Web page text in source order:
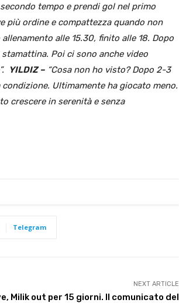
tempo e prendi gol nel primo
più ordine e compattezza quando non
alle 15.30, finito alle 18. Dopo
Poi ci sono anche video
YILDIZ – “Cosa non ho visto? Dopo 2-3
Ultimamente ha giocato meno.
crescere in serenità e senza
Telegram
NEXT ARTICLE
Milik out per 15 giorni. Il comunicato del